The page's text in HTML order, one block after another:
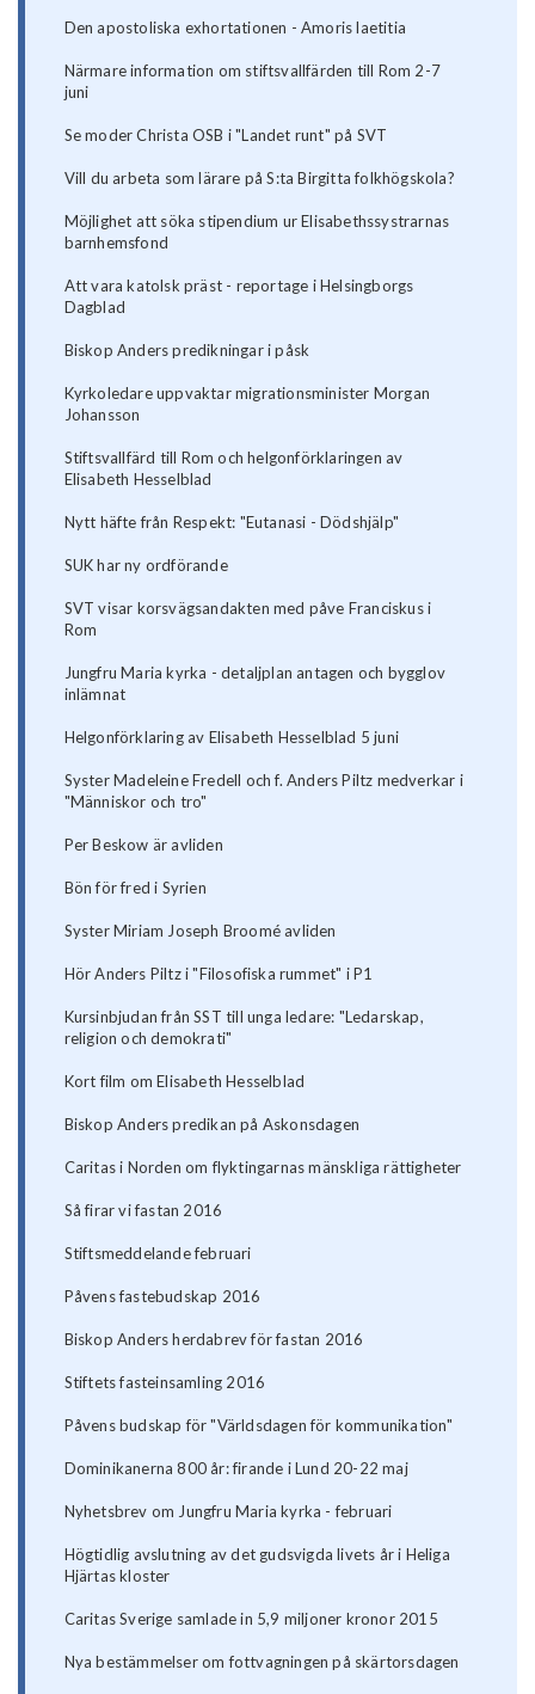
Den apostoliska exhortationen - Amoris laetitia
Närmare information om stiftsvallfärden till Rom 2-7
juni
Se moder Christa OSB i "Landet runt" på SVT
Vill du arbeta som lärare på S:ta Birgitta folkhögskola?
Möjlighet att söka stipendium ur Elisabethssystrarnas
barnhemsfond
Att vara katolsk präst - reportage i Helsingborgs
Dagblad
Biskop Anders predikningar i påsk
Kyrkoledare uppvaktar migrationsminister Morgan
Johansson
Stiftsvallfärd till Rom och helgonförklaringen av
Elisabeth Hesselblad
Nytt häfte från Respekt: "Eutanasi - Dödshjälp"
SUK har ny ordförande
SVT visar korsvägsandakten med påve Franciskus i
Rom
Jungfru Maria kyrka - detaljplan antagen och bygglov
inlämnat
Helgonförklaring av Elisabeth Hesselblad 5 juni
Syster Madeleine Fredell och f. Anders Piltz medverkar i
"Människor och tro"
Per Beskow är avliden
Bön för fred i Syrien
Syster Miriam Joseph Broomé avliden
Hör Anders Piltz i "Filosofiska rummet" i P1
Kursinbjudan från SST till unga ledare: "Ledarskap,
religion och demokrati"
Kort film om Elisabeth Hesselblad
Biskop Anders predikan på Askonsdagen
Caritas i Norden om flyktingarnas mänskliga rättigheter
Så firar vi fastan 2016
Stiftsmeddelande februari
Påvens fastebudskap 2016
Biskop Anders herdabrev för fastan 2016
Stiftets fasteinsamling 2016
Påvens budskap för "Världsdagen för kommunikation"
Dominikanerna 800 år: firande i Lund 20-22 maj
Nyhetsbrev om Jungfru Maria kyrka - februari
Högtidlig avslutning av det gudsvigda livets år i Heliga
Hjärtas kloster
Caritas Sverige samlade in 5,9 miljoner kronor 2015
Nya bestämmelser om fottvagningen på skärtorsdagen